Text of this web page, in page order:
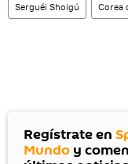
Serguéi Shoigú Corea
Regístrate en
Mundo y